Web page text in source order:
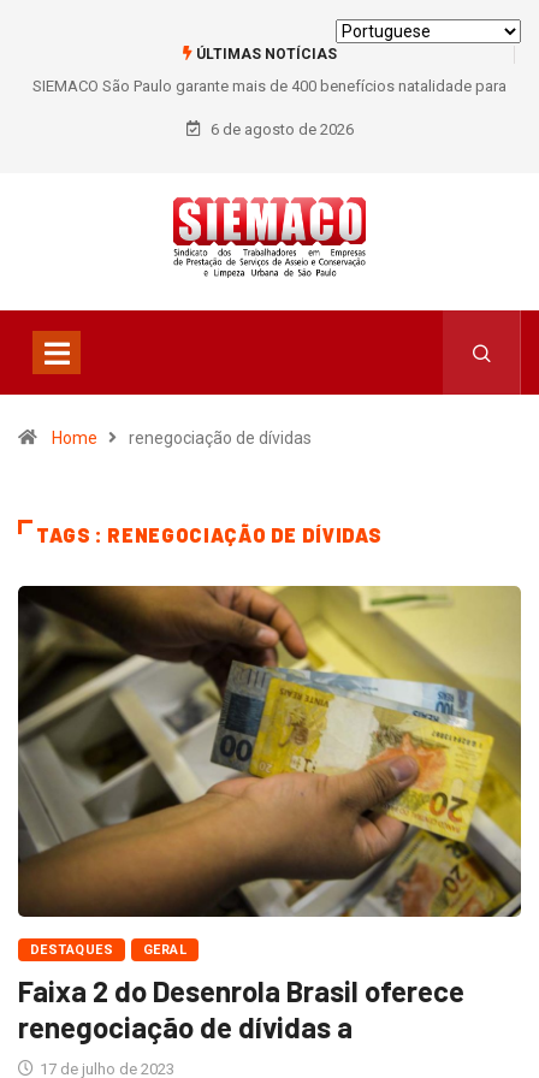
ÚLTIMAS NOTÍCIAS
SIEMACO São Paulo garante mais de 400 benefícios natalidade para
trabalhadores do Asseio em 2026
6 de agosto de 2026
Home renegociação de dívidas
TAGS : RENEGOCIAÇÃO DE DÍVIDAS
DESTAQUES GERAL
Faixa 2 do Desenrola Brasil oferece
renegociação de dívidas a
17 de julho de 2023